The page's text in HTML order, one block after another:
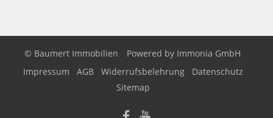
© Baumert Immobilien Powered by Immonia GmbH
Impressum
AGB Widerrufsbelehrung
Datenschutz
Sitemap